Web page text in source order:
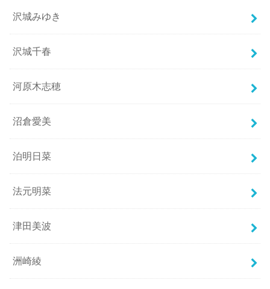
沢城みゆき
沢城千春
河原木志穂
沼倉愛美
泊明日菜
法元明菜
津田美波
洲崎綾